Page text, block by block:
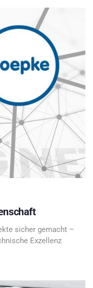
sicher gemacht –
Exzellenz